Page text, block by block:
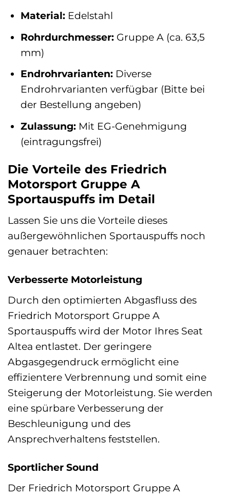
Material:Edelstahl
Rohrdurchmesser:Gruppe A (ca. 63,5
mm)
Endrohrvarianten:Diverse
Endrohrvarianten verfügbar (Bitte bei
der Bestellung angeben)
Zulassung:Mit EG-Genehmigung
(eintragungsfrei)
Die Vorteile des Friedrich
Motorsport Gruppe A
Sportauspuffs im Detail
Lassen Sie uns die Vorteile dieses
außergewöhnlichen Sportauspuffs noch
genauer betrachten:
Verbesserte Motorleistung
Durch den optimierten Abgasfluss des
Friedrich Motorsport Gruppe A
Sportauspuffs wird der Motor Ihres Seat
Altea entlastet. Der geringere
Abgasgegendruck ermöglicht eine
effizientere Verbrennung und somit eine
Steigerung der Motorleistung. Sie werden
eine spürbare Verbesserung der
Beschleunigung und des
Ansprechverhaltens feststellen.
Sportlicher Sound
Der Friedrich Motorsport Gruppe A